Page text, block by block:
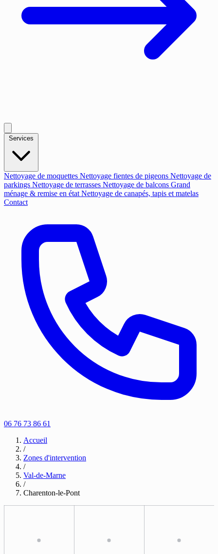
Nettoyage de moquettes Nettoyage fientes de pigeons Nettoyage de
parkings Nettoyage de terrasses Nettoyage de balcons Grand
ménage & remise en état Nettoyage de canapés, tapis et matelas
Contact
06 76 73 86 61
Accueil
/
Zones d'intervention
/
Val-de-Marne
/
Charenton-le-Pont